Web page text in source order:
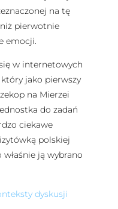
na tę
pierwotnie
emocji.
w internetowych
jako pierwszy
na Mierzei
do zadań
ciekawe
polskiej
ją wybrano